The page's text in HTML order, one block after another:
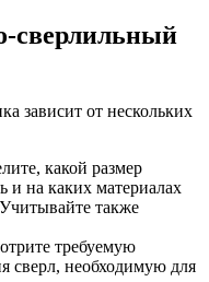
сверлильный
зависит от нескольких
какой размер
и на каких материалах
также
требуемую
сверл, необходимую для